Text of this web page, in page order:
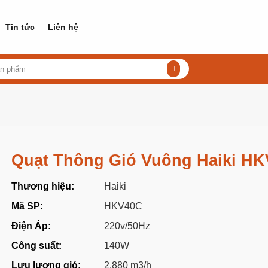
Tin tức Liên hệ
Quạt Thông Gió Vuông Haiki
Thương hiệu:
Haiki
Mã SP:
HKV40C
Điện Áp:
220v/50Hz
Công suất:
140W
Lưu lượng gió:
2.880 m3/h